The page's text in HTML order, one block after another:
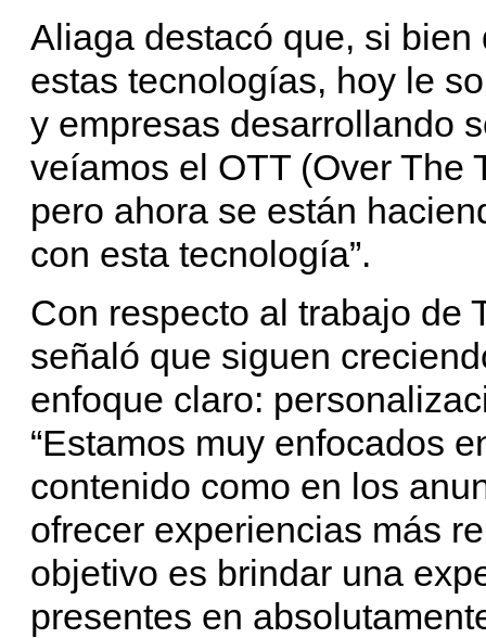
Aliaga destacó que, si
estas tecnologías, hoy le
y empresas desarrollando
veíamos el OTT (Over The
pero ahora se están
con esta tecnología”.
Con respecto al trabajo de
señaló que siguen
enfoque claro:
“Estamos muy enfocados
contenido como en los
ofrecer experiencias más
objetivo es brindar una
presentes en